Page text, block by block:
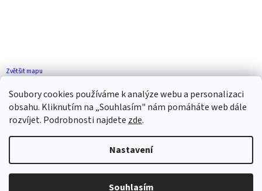
Soubory cookies používáme k analýze webu a personalizaci
obsahu. Kliknutím na „Souhlasím" nám pomáháte web dále
rozvíjet. Podrobnosti najdete zde.
Nastavení
Souhlasím
Zvětšit mapu
Vytvořil Shoptet